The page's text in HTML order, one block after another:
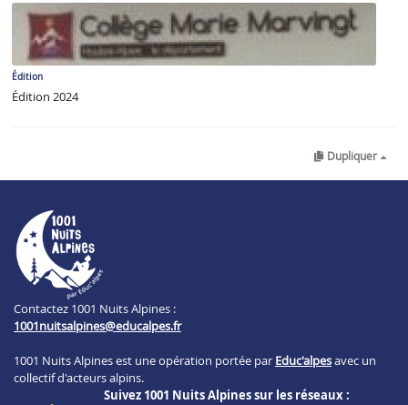
Édition
Édition 2024
Dupliquer
Contactez 1001 Nuits Alpines :
1001nuitsalpines@educalpes.fr
1001 Nuits Alpines est une opération portée par Educ'alpesavec un
collectif d'acteurs alpins.
Suivez 1001 Nuits Alpines sur les réseaux :